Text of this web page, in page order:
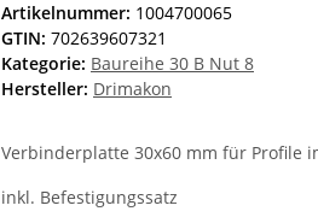
Artikelnummer: 1004700065
GTIN: 702639607321
Kategorie: Baureihe 30 B Nut 8
Hersteller: Drimakon
Verbinderplatte 30x60 mm für Profile
inkl. Befestigungssatz